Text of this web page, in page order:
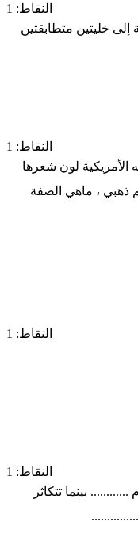
النقاط: 1
إلى خليتين متطابقتين
النقاط: 1
لون شعرها
ذهبي ، ماهي الصفة
النقاط: 1
النقاط: 1
............ بينما تتكاثر